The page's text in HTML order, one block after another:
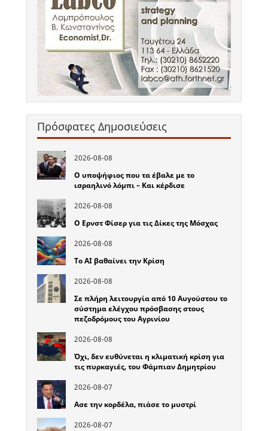
Πρόσφατες Δημοσιεύσεις
2026-08-08
Ο υποψήφιος που τα έβαλε με το
ισραηλινό λόμπι – Και κέρδισε
2026-08-08
Ο Ερνστ Φίσερ για τις Δίκες της Μόσχας
2026-08-08
Το ΑΙ βαθαίνει την Κρίση
2026-08-08
Σε πλήρη λειτουργία από 10 Αυγούστου το
σύστημα ελέγχου πρόσβασης στους
πεζοδρόμους του Αγρινίου
2026-08-08
Όχι, δεν ευθύνεται η κλιματική κρίση για
τις πυρκαγιές, του Φάμπιαν Δημητρίου
2026-08-07
Ασε την κορδέλα, πιάσε το μυστρί
2026-08-07